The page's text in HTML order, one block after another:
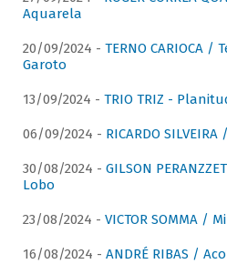
Aquarela
20/09/2024 - TERNO CARIOCA
Garoto
13/09/2024 - TRIO TRIZ -
06/09/2024 - RICARDO
30/08/2024 - GILSON
Lobo
23/08/2024 - VICTOR SOMMA /
16/08/2024 - ANDRÉ RIBAS /